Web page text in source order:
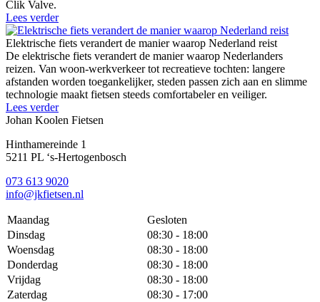
Clik Valve.
Lees verder
Elektrische fiets verandert de manier waarop Nederland reist
De elektrische fiets verandert de manier waarop Nederlanders
reizen. Van woon-werkverkeer tot recreatieve tochten: langere
afstanden worden toegankelijker, steden passen zich aan en slimme
technologie maakt fietsen steeds comfortabeler en veiliger.
Lees verder
Johan Koolen Fietsen
Hinthamereinde 1
5211 PL ‘s-Hertogenbosch
073 613 9020
info@jkfietsen.nl
Maandag
Gesloten
Dinsdag
08:30 - 18:00
Woensdag
08:30 - 18:00
Donderdag
08:30 - 18:00
Vrijdag
08:30 - 18:00
Zaterdag
08:30 - 17:00